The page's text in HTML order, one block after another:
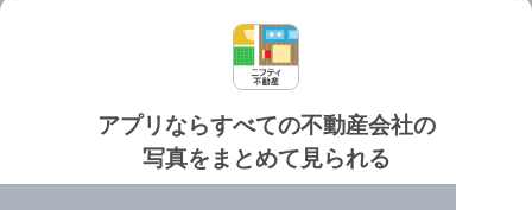
アプリならすべての不動産会社の
写真をまとめて見られる
個人情報保護ポリシー 利用規約